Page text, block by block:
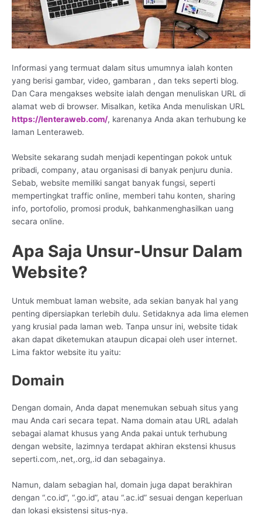
Informasi yang termuat dalam situs umumnya ialah konten
yang berisi gambar, video, gambaran , dan teks seperti blog.
Dan Cara mengakses website ialah dengan menuliskan URL di
alamat web di browser. Misalkan, ketika Anda menuliskan URL
https://lenteraweb.com/, karenanya Anda akan terhubung ke
laman Lenteraweb.
Website sekarang sudah menjadi kepentingan pokok untuk
pribadi, company, atau organisasi di banyak penjuru dunia.
Sebab, website memiliki sangat banyak fungsi, seperti
mempertingkat traffic online, memberi tahu konten, sharing
info, portofolio, promosi produk, bahkanmenghasilkan uang
secara online.
Apa Saja Unsur-Unsur Dalam
Website?
Untuk membuat laman website, ada sekian banyak hal yang
penting dipersiapkan terlebih dulu. Setidaknya ada lima elemen
yang krusial pada laman web. Tanpa unsur ini, website tidak
akan dapat diketemukan ataupun dicapai oleh user internet.
Lima faktor website itu yaitu:
Domain
Dengan domain, Anda dapat menemukan sebuah situs yang
mau Anda cari secara tepat. Nama domain atau URL adalah
sebagai alamat khusus yang Anda pakai untuk terhubung
dengan website, lazimnya terdapat akhiran ekstensi khusus
seperti.com,.net,.org,.id dan sebagainya.
Namun, dalam sebagian hal, domain juga dapat berakhiran
dengan “.co.id”, “.go.id”, atau “.ac.id” sesuai dengan keperluan
dan lokasi eksistensi situs-nya.